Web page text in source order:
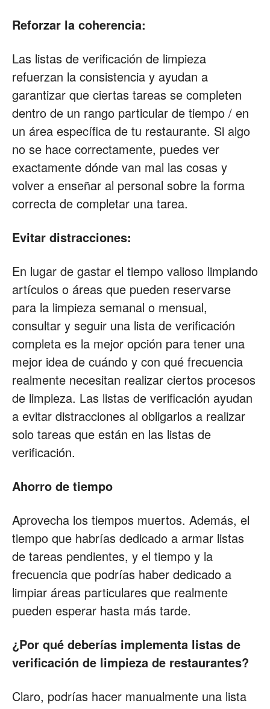
Reforzar la coherencia:
Las listas de verificación de limpieza
refuerzan la consistencia y ayudan a
garantizar que ciertas tareas se completen
dentro de un rango particular de tiempo / en
un área específica de tu restaurante. Si algo
no se hace correctamente, puedes ver
exactamente dónde van mal las cosas y
volver a enseñar al personal sobre la forma
correcta de completar una tarea.
Evitar distracciones:
En lugar de gastar el tiempo valioso limpiando
artículos o áreas que pueden reservarse
para la limpieza semanal o mensual,
consultar y seguir una lista de verificación
completa es la mejor opción para tener una
mejor idea de cuándo y con qué frecuencia
realmente necesitan realizar ciertos procesos
de limpieza. Las listas de verificación ayudan
a evitar distracciones al obligarlos a realizar
solo tareas que están en las listas de
verificación.
Ahorro de tiempo
Aprovecha los tiempos muertos. Además, el
tiempo que habrías dedicado a armar listas
de tareas pendientes, y el tiempo y la
frecuencia que podrías haber dedicado a
limpiar áreas particulares que realmente
pueden esperar hasta más tarde.
¿Por qué deberías implementa listas de
verificación de limpieza de restaurantes?
Claro, podrías hacer manualmente una lista